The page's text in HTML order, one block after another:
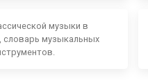
музыки в
словарь музыкальных